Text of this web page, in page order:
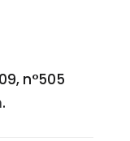
n°505
.